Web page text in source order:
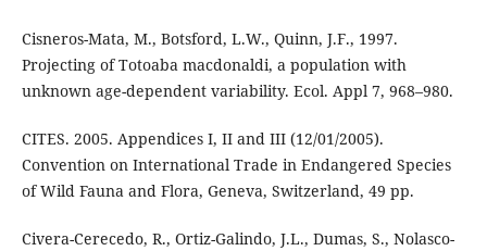
Cisneros-Mata, M., Botsford, L.W., Quinn, J.F., 1997.
Projecting of Totoaba macdonaldi, a population with
unknown age-dependent variability. Ecol. Appl 7, 968–980.
CITES. 2005. Appendices I, II and III (12/01/2005).
Convention on International Trade in Endangered Species
of Wild Fauna and Flora, Geneva, Switzerland, 49 pp.
Civera-Cerecedo, R., Ortiz-Galindo, J.L., Dumas, S., Nolasco-